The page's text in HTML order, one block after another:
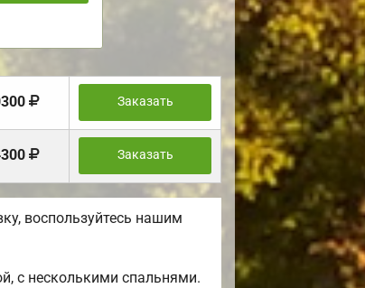
Заказать
Заказать
воспользуйтесь нашим
с несколькими спальнями.